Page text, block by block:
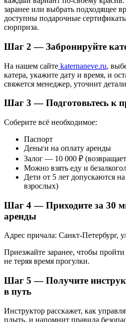
заранее или выбрать подходящее
доступны подарочные
сюрприза.
Шаг 2 — Забронируйте
На нашем сайте katernaneve.ru,
катера, укажите дату и время, и
свяжется менеджер, уточнит
Шаг 3 — Подготовьтесь к
Соберите всё необходимое:
Паспорт
Деньги на оплату аренды
Залог — 10 000 ₽
Можно взять еду и
Дети от 5 лет допускаются
взрослых)
Шаг 4 — Приходите за 30
аренды
Адрес причала: Санкт-Петербург,
Приезжайте заранее, чтобы
не теряя время прогулки.
Шаг 5 — Получите
в путь
Инструктор расскажет, как
плыть, и напомнит правила